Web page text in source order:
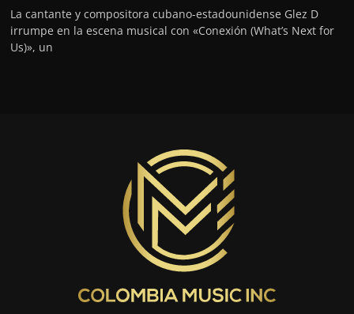
La cantante y compositora cubano-estadounidense Glez D
irrumpe en la escena musical con «Conexión (What’s Next for
Us)», un